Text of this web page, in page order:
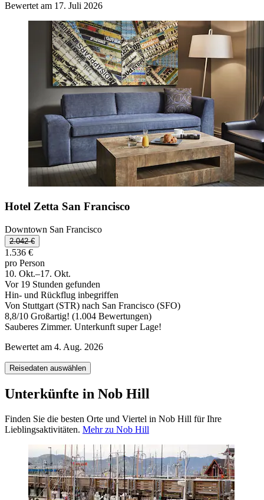
Bewertet am 17. Juli 2026
Hotel Zetta San Francisco
Downtown San Francisco
2.042 €
1.536 €
pro Person
10. Okt.–17. Okt.
Vor 19 Stunden gefunden
Hin- und Rückflug inbegriffen
Von Stuttgart (STR) nach San Francisco (SFO)
8,8/10 Großartig! (1.004 Bewertungen)
Sauberes Zimmer. Unterkunft super Lage!
Bewertet am 4. Aug. 2026
Reisedaten auswählen
Unterkünfte in Nob Hill
Finden Sie die besten Orte und Viertel in Nob Hill für Ihre
Lieblingsaktivitäten. Mehr zu Nob Hill